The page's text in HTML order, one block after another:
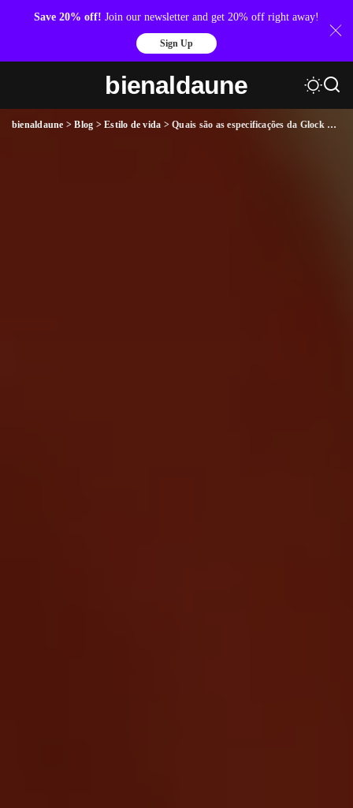
Save 20% off! Join our newsletter and get 20% off right away!
Sign Up
bienaldaune
bienaldaune >Blog >Estilo de vida >Quais são as especificações da Glock 380 G25?